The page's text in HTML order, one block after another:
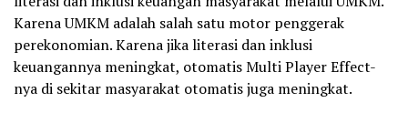
Karena UMKM adalah salah satu motor penggerak
perekonomian. Karena jika literasi dan inklusi
keuangannya meningkat, otomatis Multi Player Effect-
nya di sekitar masyarakat otomatis juga meningkat.